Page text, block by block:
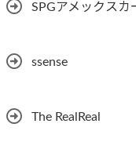
SPGアメックスカ
ssense
The RealReal